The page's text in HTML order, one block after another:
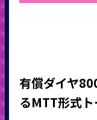
有償ダイヤ
るMTT形式ト